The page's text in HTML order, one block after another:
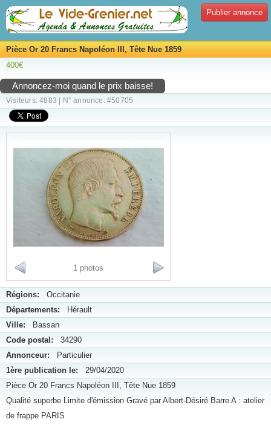
Publier annonce
Pièce Or 20 Francs Napoléon III, Tête Nue 1859
400€
Annoncez-moi quand le prix baisse!
Visiteurs: 4883 | N° annonce: #50705
1 photos
Régions: Occitanie
Départements: Hérault
Ville: Bassan
Code postal: 34290
Annonceur: Particulier
1ère publication le: 29/04/2020
Pièce Or 20 Francs Napoléon III, Tête Nue 1859
Qualité superbe Limite d'émission Gravé par Albert-Désiré Barre A : atelier
de frappe PARIS